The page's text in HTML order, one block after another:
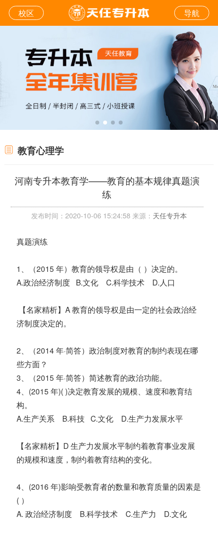
校区 导航
教育心理学
河南专升本教育学——教育的基本规律真题演
练
发布时间：2020-10-06 15:24:58 来源： 天任专升本
真题演练
1、（2015 年）教育的领导权是由（ ）决定的。
A.政治经济制度 B.文化 C.科学技术 D.人口
【名家精析】A 教育的领导权是由一定的社会政治经
济制度决定的。
2、（2014 年·简答）政治制度对教育的制约表现在哪
些方面？
3、（2015 年·简答）简述教育的政治功能。
4、(2015 年)( )决定教育发展的规模、速度和教育结
构。
A.生产关系 B.科技 C.文化 D.生产力发展水平
【名家精析】D 生产力发展水平制约着教育事业发展
的规模和速度，制约着教育结构的变化。
4、(2016 年)影响受教育者的数量和教育质量的因素是
( ）
A. 政治经济制度 B.科学技术 C.生产力 D.文化